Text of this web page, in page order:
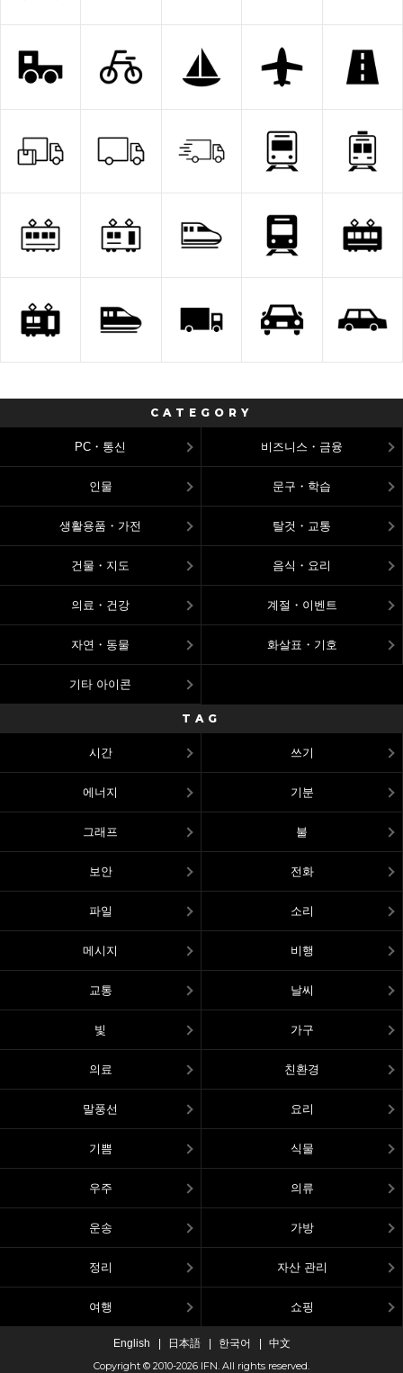
CATEGORY
PC・통신 비즈니스・금융
인물 문구・학습
생활용품・가전 탈것・교통
건물・지도 음식・요리
의료・건강 계절・이벤트
자연・동물 화살표・기호
기타 아이콘
TAG
시간 쓰기
에너지 기분
그래프 불
보안 전화
파일 소리
메시지 비행
교통 날씨
빛 가구
의료 친환경
말풍선 요리
기쁨 식물
우주 의류
운송 가방
정리 자산 관리
여행 쇼핑
English 日本語 한국어
中文
Copyright © 2010-2026 IFN. All rights reserved.